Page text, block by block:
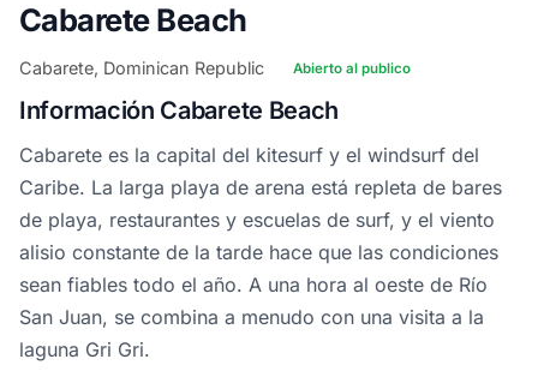
Cabarete Beach
Cabarete, Dominican Republic Abierto al publico
Información Cabarete Beach
Cabarete es la capital del kitesurf y el windsurf del
Caribe. La larga playa de arena está repleta de bares
de playa, restaurantes y escuelas de surf, y el viento
alisio constante de la tarde hace que las condiciones
sean fiables todo el año. A una hora al oeste de Río
San Juan, se combina a menudo con una visita a la
laguna Gri Gri.